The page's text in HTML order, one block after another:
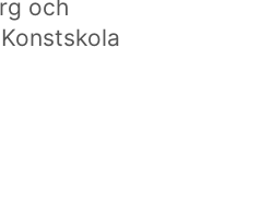
och